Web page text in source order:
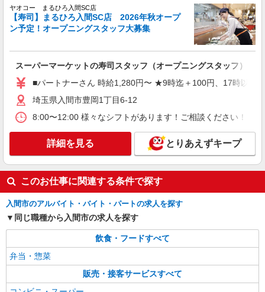
＜パート時給＞ 時給1,280円〜1,530円（曜
日・時間帯による） 9時迄：時給1380円〜 9時以
降：時給1280円〜 17時以降：時給1430円〜 ★土
曜＋100円 ★日・祝＋100円 ※アルバイトさんの
時給や募集内容はお問い合わせください
埼玉県入間市大字仏子785-1
アルバイト パート
ファミリーマート 入間春日町店
［17:00〜22:00］ 時給1,200円〜1,600円※研
修中／時給1,200円 ［22:00〜翌6:00］ 時給1,600
円〜※研修中／時給1,600円 ※22:00〜翌5:00は深
夜割増含む ※研修期間（6日）
埼玉県入間市春日町1-716-1
キープ
アルバイト パート
Family Mart
コンビニエンスストアスタッフ
［アルバイト・パート］時給1,170円〜 ※経
間）：時給1,150円
埼玉県入間市宮寺3169-1 三井アウトレットパ
ーク 入間
ヤオコー まるひろ入間SC店
【寿司】まるひろ入間SC店 2026年秋オープ
ン予定！オープニングスタッフ大募集
スーパーマーケットの寿司スタッフ（オープニングスタッフ）
■パートナーさん 時給1,280円〜 ★9時迄＋100円、17時以
埼玉県入間市豊岡1丁目6-12
8:00〜12:00 様々なシフトがあります！ご相談ください！ ★
詳細を見る とりあえずキープ
このお仕事に関連する条件で探す
入間市のアルバイト・バイト・パートの求人を探す
同じ職種から入間市の求人を探す
飲食・フードすべて
弁当・惣菜
販売・接客サービスすべて